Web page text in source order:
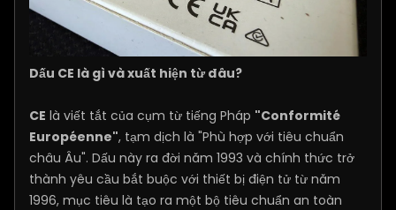
Dấu CE là gì và xuất hiện từ đâu?
CE là viết tắt của cụm từ tiếng Pháp "Conformité
Européenne", tạm dịch là "Phù hợp với tiêu chuẩn
châu Âu". Dấu này ra đời năm 1993 và chính thức trở
thành yêu cầu bắt buộc với thiết bị điện tử từ năm
1996, mục tiêu là tạo ra một bộ tiêu chuẩn an toàn